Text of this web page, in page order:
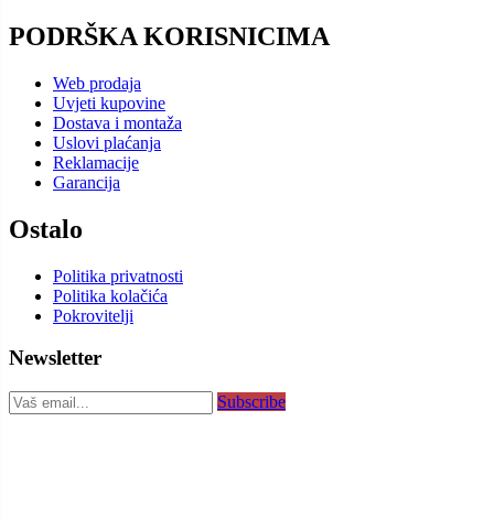
PODRŠKA KORISNICIMA
Web prodaja
Uvjeti kupovine
Dostava i montaža
Uslovi plaćanja
Reklamacije
Garancija
Ostalo
Politika privatnosti
Politika kolačića
Pokrovitelji
Newsletter
Subscribe